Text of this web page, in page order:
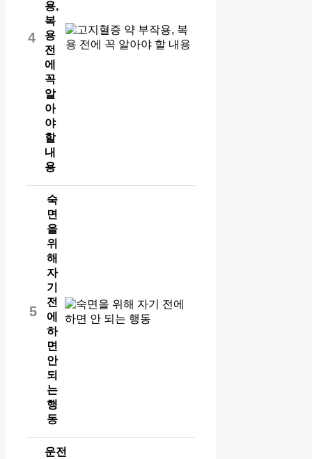
4
용,
복
용
전
에
꼭
알
아
야
할
내
용
5
숙
면
을
위
해
자
기
전
에
하
면
안
되
는
행
동
운전